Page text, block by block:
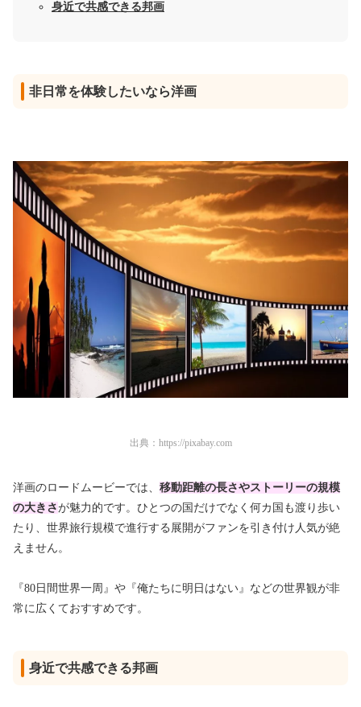
身近で共感できる邦画
非日常を体験したいなら洋画
出典： https://pixabay.com
洋画のロードムービーでは、 移動距離の長さやストーリーの規模
の大きさが魅力的です。ひとつの国だけでなく何カ国も渡り歩い
たり、世界旅行規模で進行する展開がファンを引き付け人気が絶
えません。
『80日間世界一周』や『俺たちに明日はない』などの世界観が非
常に広くておすすめです。
身近で共感できる邦画